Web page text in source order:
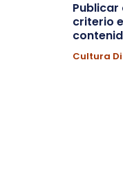
Publicar
criterio
Cultura